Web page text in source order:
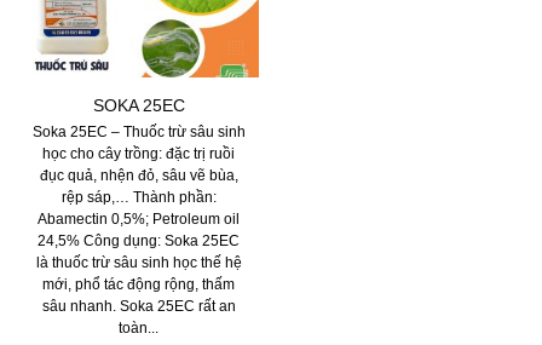
SOKA 25EC
Soka 25EC – Thuốc trừ sâu sinh
học cho cây trồng: đặc trị ruồi
đục quả, nhện đỏ, sâu vẽ bùa,
rệp sáp,… Thành phần:
Abamectin 0,5%; Petroleum oil
24,5% Công dụng: Soka 25EC
là thuốc trừ sâu sinh học thế hệ
mới, phổ tác động rộng, thấm
sâu nhanh. Soka 25EC rất an
toàn...